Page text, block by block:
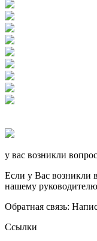
у вас возникли
Если у Вас возникли
нашему руководителю
Обратная связь:
Ссылки